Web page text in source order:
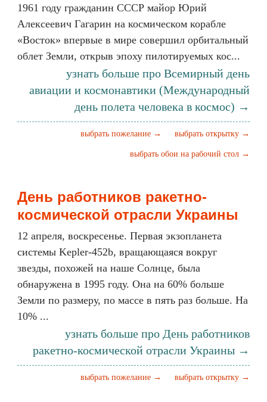
1961 году гражданин СССР майор Юрий
Алексеевич Гагарин на космическом корабле
«Восток» впервые в мире совершил орбитальный
облет Земли, открыв эпоху пилотируемых кос...
узнать больше про Всемирный день
авиации и космонавтики (Международный
день полета человека в космос) →
выбрать открытку →
выбрать пожелание →
выбрать обои на рабочий стол →
День работников ракетно-
космической отрасли Украины
12 апреля, воскресенье. Первая экзопланета
системы Kepler-452b, вращающаяся вокруг
звезды, похожей на наше Солнце, была
обнаружена в 1995 году. Она на 60% больше
Земли по размеру, по массе в пять раз больше. На
10% ...
узнать больше про День работников
ракетно-космической отрасли Украины →
выбрать открытку →
выбрать пожелание →